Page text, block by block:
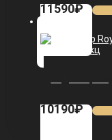
11590₽
10190₽